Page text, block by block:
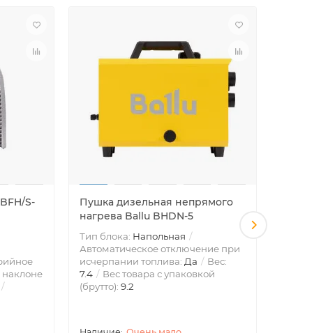
S-
Пушка дизельная непрямого
нагрева Ballu BHDN-5
Тип блока: Напольная
Автоматическое отключение при
исчерпании топлива: Да
Вес:
7.4
Вес товара с упаковкой
(брутто): 9.2